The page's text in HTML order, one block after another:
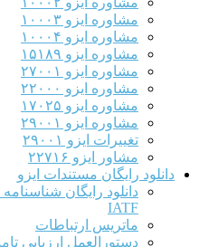
مشاوره ایزو ۱۰۰۰۳
مشاوره ایزو ۱۰۰۰۴
مشاوره ایزو ۱۵۱۸۹
مشاوره ایزو ۲۷۰۰۱
مشاوره ایزو ۲۲۰۰۰
مشاوره ایزو ۱۷۰۲۵
مشاوره ایزو ۲۹۰۰۱
تغییرات ایزو ۲۹۰۰۱
مشاور ایزو ۲۲۷۱۶
دانلود رایگان مستندات ایزو
دانلود رایگان شناسنامه
IATF
ماتریس ارتباطات
دستورالعمل ارزیابی